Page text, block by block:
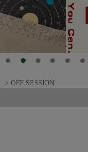
> OFF SESSION